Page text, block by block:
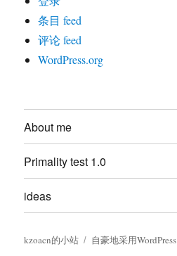
条目 feed
评论 feed
WordPress.org
About me
Primality test 1.0
ideas
kzoacn的小站 自豪地采用WordPress